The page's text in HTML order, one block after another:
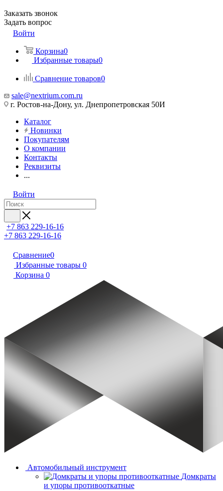
Заказать звонок
Задать вопрос
Войти
Корзина0
Избранные товары0
Сравнение товаров0
sale@nextrium.com.ru
г. Ростов-на-Дону, ул. Днепропетровская 50И
Каталог
Новинки
Покупателям
О компании
Контакты
Реквизиты
...
Войти
+7 863 229-16-16
+7 863 229-16-16
Сравнение0
Избранные товары 0
Корзина 0
Автомобильный инструмент
Домкраты
и упоры противооткатные